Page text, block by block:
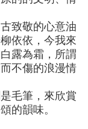
致敬的心意油
依依，今我來
露為霜，所謂
不傷的浪漫情
毛筆，來欣賞
的韻味。